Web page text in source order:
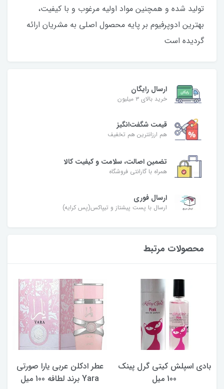
تولید شده و همچنین مواد اولیه مرغوب و با کیفیت،
بهترین ادوپرفیوم بر پایه محصول اصلی به مشریان ارائه
گردیده است
ارسال رایگان
خرید بالای ۳ میلیون
قیمت شگفت‌انگیز
هم ارزانترین هم تخفیف
تضمین اصالت، سلامت و کیفیت کالا
همراه با گارانتی فروشگاه
ارسال فوری
ارسال با پست پیشتاز و تیپاکس(پس کرایه)
محصولات مرتبط
بادی اسپلش کیتی گرل پینک
100 میل
عطر ادکلن عربی یارا صورتی
Yara برند لطافه 100 میل